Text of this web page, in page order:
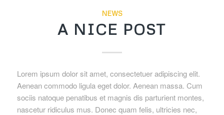
NEWS
A NICE POST
Lorem ipsum dolor sit amet, consectetuer adipiscing elit.
Aenean commodo ligula eget dolor. Aenean massa. Cum
sociis natoque penatibus et magnis dis parturient montes,
nascetur ridiculus mus. Donec quam felis, ultricies nec,